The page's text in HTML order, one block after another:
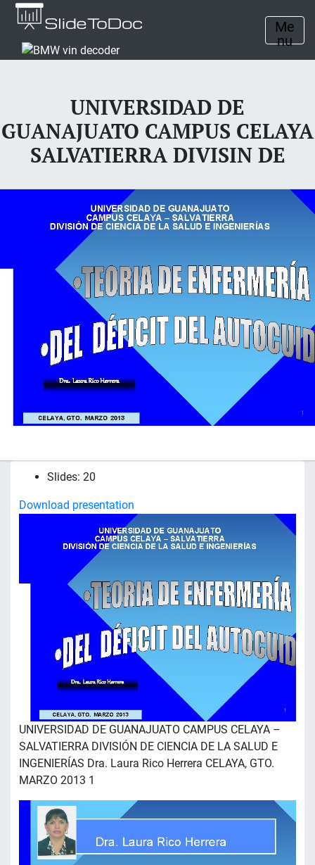
Me
nu
UNIVERSIDAD DE
GUANAJUATO CAMPUS CELAYA
SALVATIERRA DIVISIN DE
Slides: 20
Download presentation
UNIVERSIDAD DE GUANAJUATO CAMPUS CELAYA –
SALVATIERRA DIVISIÓN DE CIENCIA DE LA SALUD E
INGENIERÍAS Dra. Laura Rico Herrera CELAYA, GTO.
MARZO 2013 1